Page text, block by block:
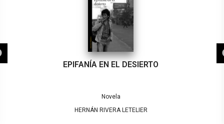
EPIFANÍA EN EL DESIERTO
Novela
HERNÁN RIVERA LETELIER